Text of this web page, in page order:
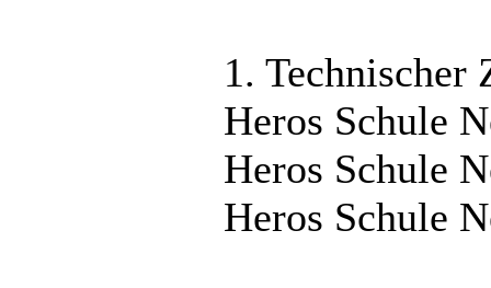
1. Technischer
Heros Schule
Heros Schule
Heros Schule